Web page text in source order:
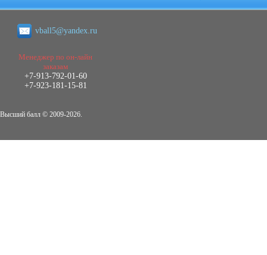
Диплом, 2021 г.
Кол-во страниц: 51+прил.
Кол-во источников: 77
Диплом Виндикационный иск
vball5@yandex.ru
Менеджер по он-лайн
заказам
+7-913-792-01-60
+7-923-181-15-81
Высший балл © 2009-2026.